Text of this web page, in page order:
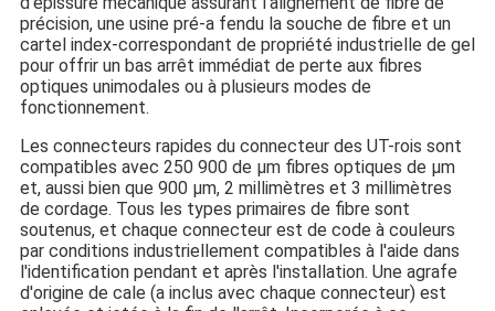
précision, une usine pré-a fendu la souche de fibre et un
cartel index-correspondant de propriété industrielle de gel
pour offrir un bas arrêt immédiat de perte aux fibres
optiques unimodales ou à plusieurs modes de
fonctionnement.
Les connecteurs rapides du connecteur des UT-rois sont
compatibles avec 250 900 de µm fibres optiques de µm
et, aussi bien que 900 µm, 2 millimètres et 3 millimètres
de cordage. Tous les types primaires de fibre sont
soutenus, et chaque connecteur est de code à couleurs
par conditions industriellement compatibles à l'aide dans
l'identification pendant et après l'installation. Une agrafe
d'origine de cale (a inclus avec chaque connecteur) est